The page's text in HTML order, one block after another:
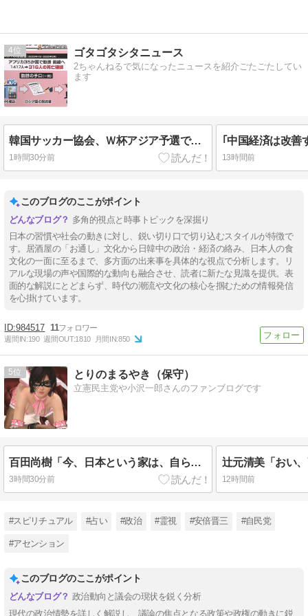
4 ゴタゴタシタニュース
2ちゃんねるで気になったニュースを紹介ごたごたしてい
ます
韓国サッカー協会、Ｗ杯アジア予選で外国人審判員に性的接待か…韓国放送局が独占報道
1時間30分前 13時間前
このブログのここがポイント
多角的視点と時事トピックを深掘り
日本の習慣や社会の動きに対し、鋭い切り口で切り込むスタイルが特徴で
す。居酒屋の「お通し」文化から日韓中の政治・経済の絡み、日本人の食
文化の一面に至るまで、多方面の出来事を具体的な視点で分析します。リ
アルな現場の声や国際的な動向も融合させ、読者に新たな見識を提供。表
面的な解説にとどまらず、時代の潮流や文化の核心を掴むための情報発信
を心掛けています。
984517 11
週間IN:190 週間OUT:1810 月間IN:850
5 とりのまるやき（保守）
立憲民主党や小沢一郎さんのファンブログです
百田尚樹「今、日本という家は、自ら玄関を開けて招き入れた客によって家の中が無茶苦茶にされてる感じ。もはや9条どころではなくなった」
3時間30分前 12時間前
#スピリチュアル #占い #政治 #霊視 #安倍晋三 #自民党
#アセンション
このブログのここがポイント
政治動向と議会の現状を鋭く分析
現代の政治情勢を詳しく解説し、議論の焦点となる政策や政権の動きに鋭